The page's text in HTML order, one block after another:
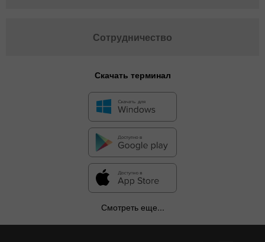
Сотрудничество
Скачать терминал
Смотреть еще...